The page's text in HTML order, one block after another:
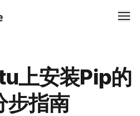
上安装Pip的
步指南